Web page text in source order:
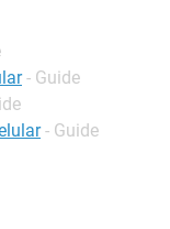
- Guide
- Guide